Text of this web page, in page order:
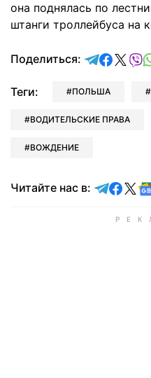
она поднялась по
штанги троллейбуса на
Поделиться:
Теги: ПОЛЬША
ВОДИТЕЛЬСКИЕ ПРАВА
ВОЖДЕНИЕ
Читайте нас в: